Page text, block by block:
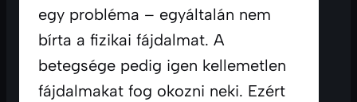
egy probléma – egyáltalán nem
bírta a fizikai fájdalmat. A
betegsége pedig igen kellemetlen
fájdalmakat fog okozni neki. Ezért